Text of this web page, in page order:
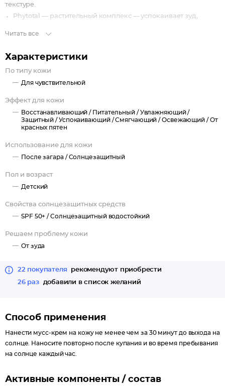
текстуре.
Phytotal — растительный комплекс — успокаивает зуд,
восстанавливают, обеспечивая естественную защиту от
солнечного воздействия во время принятия солнечных
ванн.
Читать все
Характеристики
По типу кожи
Для чувствительной
Эффект для кожи
Восстанавливающий / Питательный /Увлажняющий /
Защитный /Успокаивающий /Смягчающий /Освежающий /От
красных пятен
Использование для кожи
После загара /Солнцезащитный
Пол и возраст
Детский
Свойства солнцезащитных средств
SPF 50+ /Солнцезащитный водостойкий
Решаем проблему кожи
От зуда
22 покупателя
рекомендуют приобрести
26 раз
добавили в список желаний
Способ применения
Нанести мусс-крем на кожу не менее чем за 30 минут до выхода на
солнце. Наносите повторно после купания и во время пребывания
на солнце каждый час.
Активные компоненты / состав